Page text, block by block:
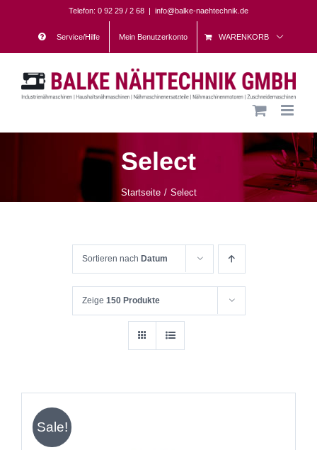
content
Telefon: 0 92 29 / 2 68 | info@balke-naehtechnik.de
Service/Hilfe Mein Benutzerkonto WARENKORB
Select
Startseite Select
Sortieren nach Datum
Zeige 150 Produkte
Sale!